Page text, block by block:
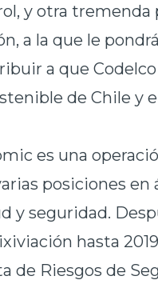
y otra tremenda
a la que le
a que
de Chile y
es una
posiciones
y seguridad.
hasta
de Riesgos de